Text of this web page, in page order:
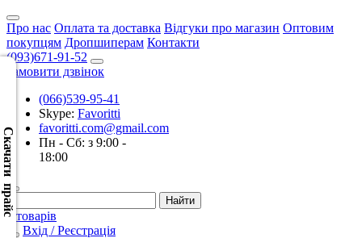
Про нас Оплата та доставка Відгуки про магазин Оптовим
покупцям Дропшиперам Контакти
(093)671-91-52
Замовити дзвінок
(066)539-95-41
Skype: Favoritti
favoritti.com@gmail.com
Пн - Сб: з 9:00 -
18:00
0 товарів
Вхід / Реєстрація
Скачати прайс
Скачать
XML
(Розн.)
Скачать
XML
(Опт)